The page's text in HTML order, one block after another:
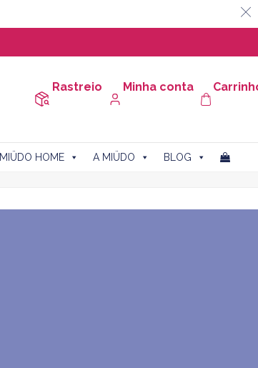
Rastreio
Minha conta
MIÜDO HOME A MIÜDO
BLOG